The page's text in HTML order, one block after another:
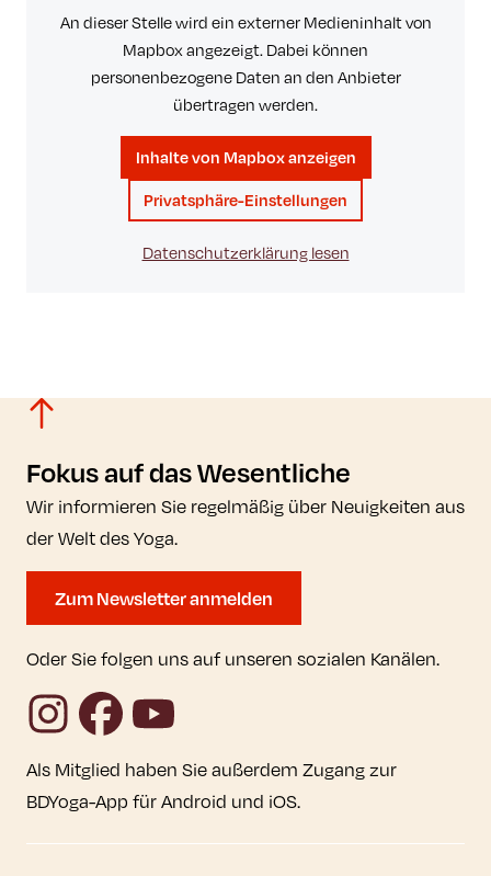
An dieser Stelle wird ein externer Medieninhalt von
Mapbox angezeigt. Dabei können
personenbezogene Daten an den Anbieter
übertragen werden.
Inhalte von Mapbox anzeigen
Privatsphäre-Einstellungen
Datenschutzerklärung lesen
Fokus auf das Wesentliche
Wir informieren Sie regelmäßig über Neuigkeiten aus
der Welt des Yoga.
Zum Newsletter anmelden
Oder Sie folgen uns auf unseren sozialen Kanälen.
InstagramFacebookYouTube
Als Mitglied haben Sie außerdem Zugang zur
BDYoga-App für Android und iOS.